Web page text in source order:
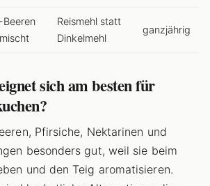
Beeren
Reismehl statt
Dinkelmehl
ganzjährig
sich am besten für
Pfirsiche, Nektarinen und
besonders gut, weil sie beim
und den Teig aromatisieren.